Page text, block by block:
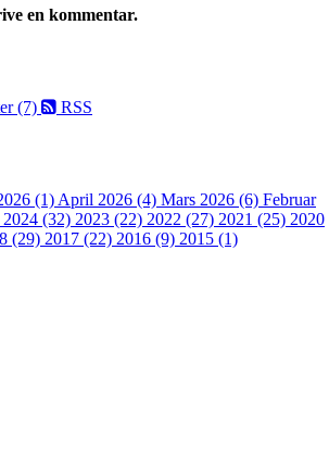
en kommentar.
(7) RSS
(1) April 2026 (4) Mars 2026 (6) Februar
2024 (32) 2023 (22) 2022 (27) 2021 (25) 2020
(29) 2017 (22) 2016 (9) 2015 (1)